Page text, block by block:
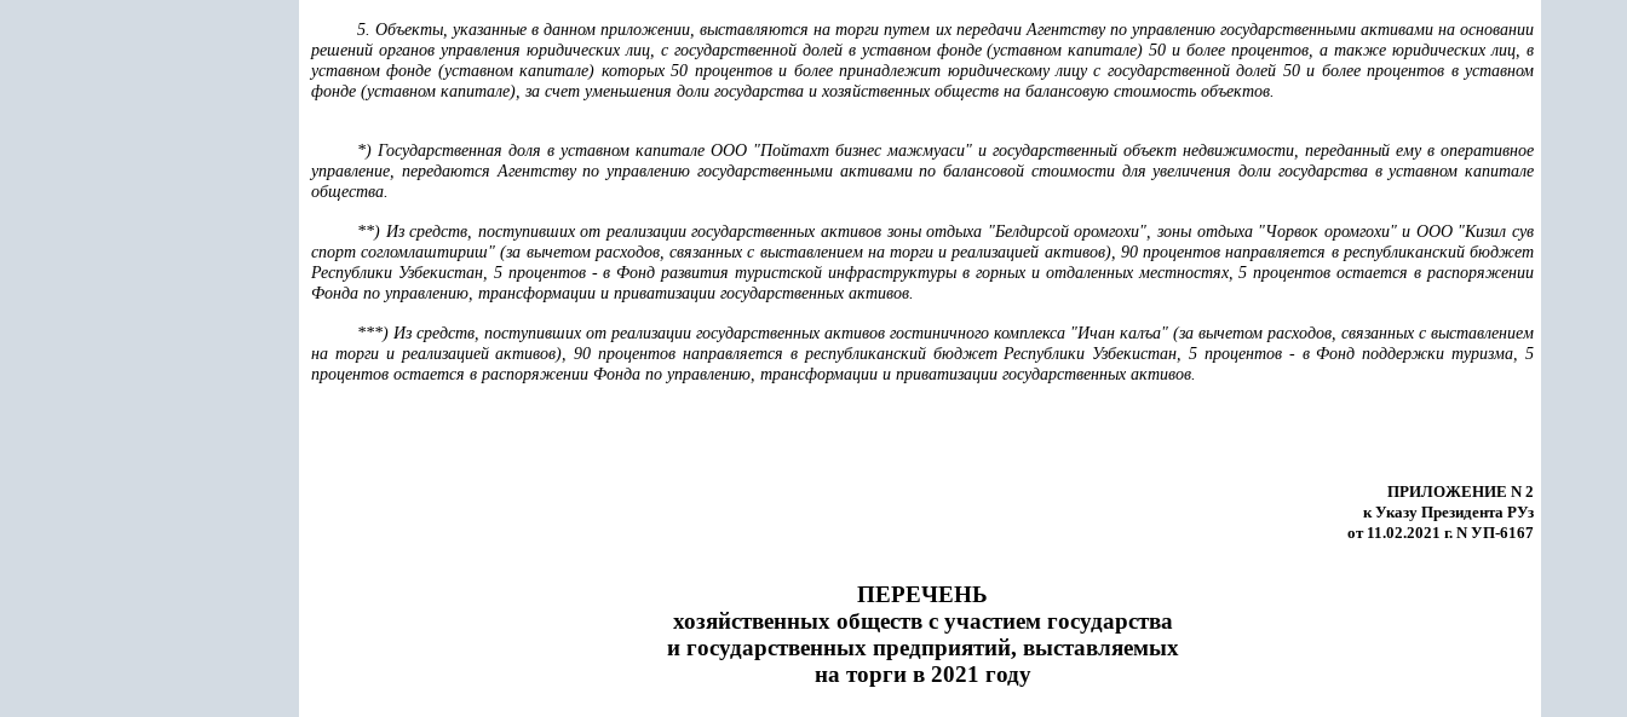
5. Объекты, указанные в данном приложении, выставляются на торги путем их передачи Агентству по управлению государственными активами на основании
решений органов управления юридических лиц, с государственной долей в уставном фонде (уставном капитале) 50 и более процентов, а также юридических лиц, в
уставном фонде (уставном капитале) которых 50 процентов и более принадлежит юридическому лицу с государственной долей 50 и более процентов в уставном
фонде (уставном капитале), за счет уменьшения доли государства и хозяйственных обществ на балансовую стоимость объектов.
*) Государственная доля в уставном капитале ООО "Пойтахт бизнес мажмуаси" и государственный объект недвижимости, переданный ему в оперативное
управление, передаются Агентству по управлению государственными активами по балансовой стоимости для увеличения доли государства в уставном капитале
общества.
**) Из средств, поступивших от реализации государственных активов зоны отдыха "Белдирсой оромгохи", зоны отдыха "Чорвок оромгохи" и ООО "Кизил сув
спорт согломлаштириш" (за вычетом расходов, связанных с выставлением на торги и реализацией активов), 90 процентов направляется в республиканский бюджет
Республики Узбекистан, 5 процентов - в Фонд развития туристской инфраструктуры в горных и отдаленных местностях, 5 процентов остается в распоряжении
Фонда по управлению, трансформации и приватизации государственных активов.
***) Из средств, поступивших от реализации государственных активов гостиничного комплекса "Ичан калъа" (за вычетом расходов, связанных с выставлением
на торги и реализацией активов), 90 процентов направляется в республиканский бюджет Республики Узбекистан, 5 процентов - в Фонд поддержки туризма, 5
процентов остается в распоряжении Фонда по управлению, трансформации и приватизации государственных активов.
ПРИЛОЖЕНИЕ N 2
к Указу Президента РУз
от 11.02.2021 г. N УП-6167
ПЕРЕЧЕНЬ
хозяйственных обществ с участием государства
и государственных предприятий, выставляемых
на торги в 2021 году